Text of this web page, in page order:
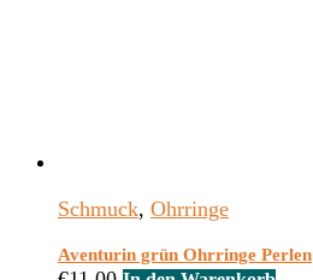
Schmuck, Ohrringe
Aventurin grün Ohrringe Perlen